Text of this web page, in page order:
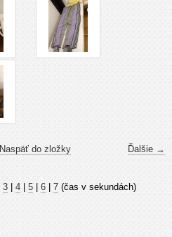
Ďalšie →
Naspäť do zložky
3| 4| 5| 6| 7(čas v sekundách)